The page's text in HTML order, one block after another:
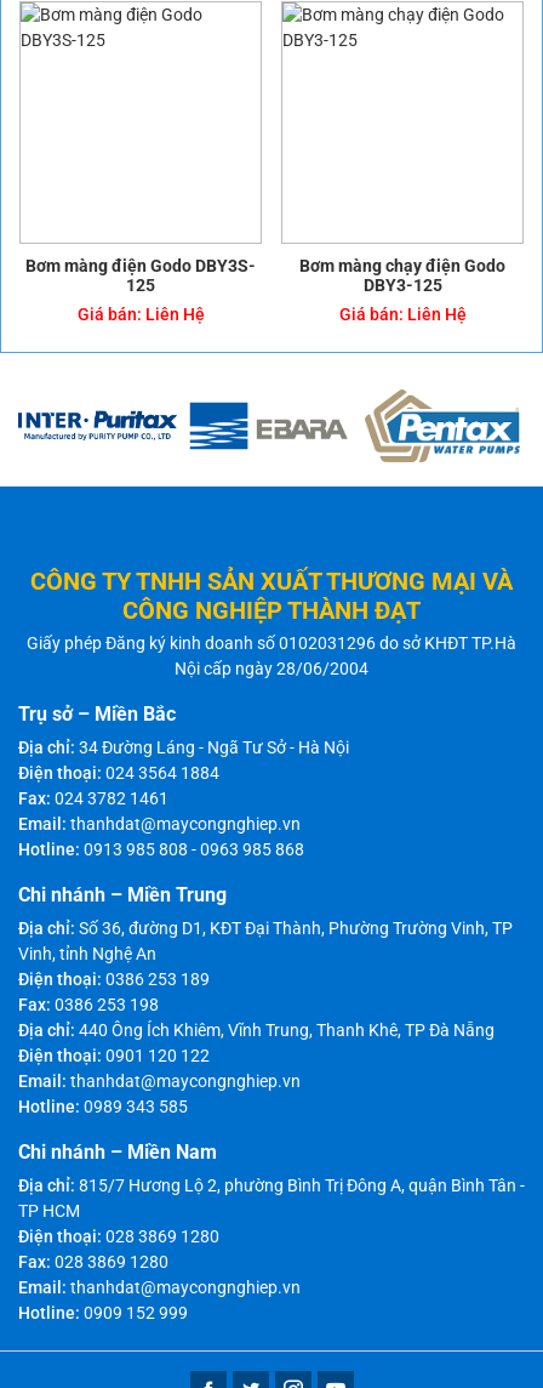
Bơm màng điện Godo DBY3S-
125
Giá bán: Liên Hệ
Bơm màng chạy điện Godo
DBY3-125
Giá bán: Liên Hệ
CÔNG TY TNHH SẢN XUẤT THƯƠNG MẠI VÀ
CÔNG NGHIỆP THÀNH ĐẠT
Giấy phép Đăng ký kinh doanh số 0102031296 do sở KHĐT TP.Hà
Nội cấp ngày 28/06/2004
Trụ sở – Miền Bắc
Địa chỉ: 34 Đường Láng - Ngã Tư Sở - Hà Nội
Điện thoại: 024 3564 1884
Fax: 024 3782 1461
Email: thanhdat@maycongnghiep.vn
Hotline: 0913 985 808 -0963 985 868
Chi nhánh – Miền Trung
Địa chỉ: Số 36, đường D1, KĐT Đại Thành, Phường Trường Vinh, TP
Vinh, tỉnh Nghệ An
Điện thoại: 0386 253 189
Fax: 0386 253 198
Địa chỉ: 440 Ông Ích Khiêm, Vĩnh Trung, Thanh Khê, TP Đà Nẵng
Điện thoại: 0901 120 122
Email: thanhdat@maycongnghiep.vn
Hotline: 0989 343 585
Chi nhánh – Miền Nam
Địa chỉ: 815/7 Hương Lộ 2, phường Bình Trị Đông A, quận Bình Tân -
TP HCM
Điện thoại: 028 3869 1280
Fax: 028 3869 1280
Email: thanhdat@maycongnghiep.vn
Hotline: 0909 152 999